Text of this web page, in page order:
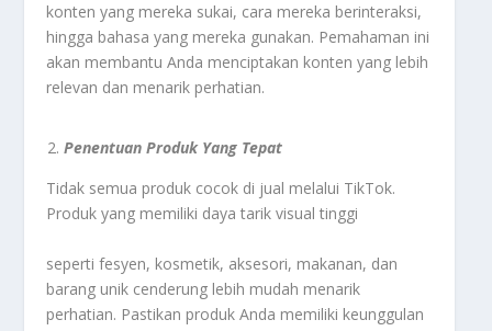
konten yang mereka sukai, cara mereka berinteraksi,
hingga bahasa yang mereka gunakan. Pemahaman ini
akan membantu Anda menciptakan konten yang lebih
relevan dan menarik perhatian.
Penentuan Produk Yang Tepat
Tidak semua produk cocok di jual melalui TikTok.
Produk yang memiliki daya tarik visual tinggi
seperti fesyen, kosmetik, aksesori, makanan, dan
barang unik cenderung lebih mudah menarik
perhatian. Pastikan produk Anda memiliki keunggulan